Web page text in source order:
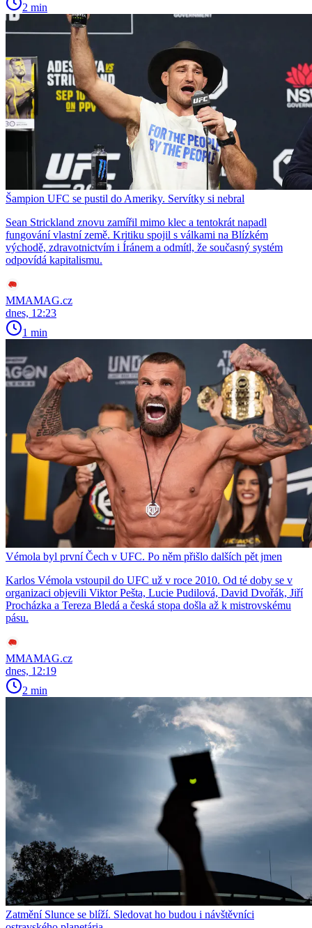
2 min
Šampion UFC se pustil do Ameriky. Servítky si nebral
Sean Strickland znovu zamířil mimo klec a tentokrát napadl
fungování vlastní země. Kritiku spojil s válkami na Blízkém
východě, zdravotnictvím i Íránem a odmítl, že současný systém
odpovídá kapitalismu.
MMAMAG.cz
dnes, 12:23
1 min
Vémola byl první Čech v UFC. Po něm přišlo dalších pět jmen
Karlos Vémola vstoupil do UFC už v roce 2010. Od té doby se v
organizaci objevili Viktor Pešta, Lucie Pudilová, David Dvořák, Jiří
Procházka a Tereza Bledá a česká stopa došla až k mistrovskému
pásu.
MMAMAG.cz
dnes, 12:19
2 min
Zatmění Slunce se blíží. Sledovat ho budou i návštěvníci